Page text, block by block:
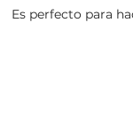
Es perfecto para